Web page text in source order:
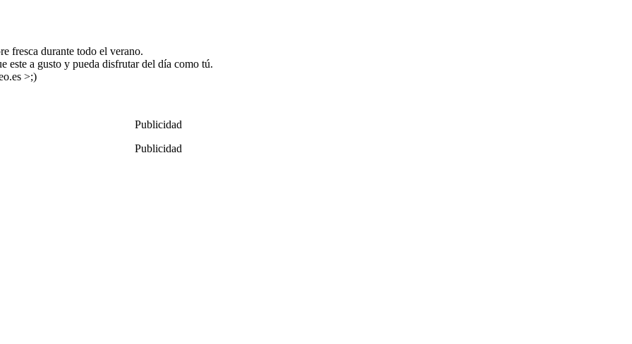
fresca durante todo el verano.
este a gusto y pueda disfrutar del día como tú.
>;)
Publicidad
Publicidad